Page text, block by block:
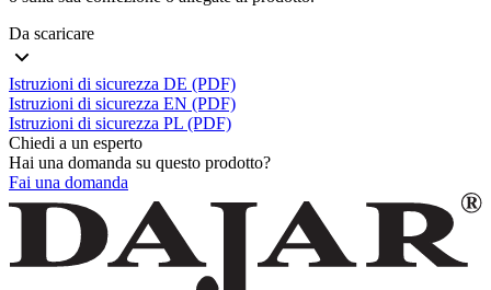
Da scaricare
Istruzioni di sicurezza DE (PDF)
Istruzioni di sicurezza EN (PDF)
Istruzioni di sicurezza PL (PDF)
Chiedi a un esperto
Hai una domanda su questo prodotto?
Fai una domanda